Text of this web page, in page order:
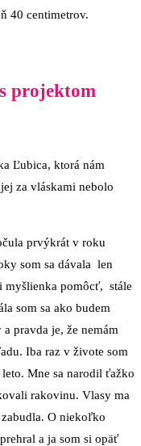
40 centimetrov.
projektom
Ľubica, ktorá nám
za vláskami nebolo
prvýkrát v roku
som sa dávala len
myšlienka pomôcť, stále
som sa ako budem
pravda je, že nemám
Iba raz v živote som
Mne sa narodil ťažko
rakovinu. Vlasy ma
O niekoľko
a ja som si opäť